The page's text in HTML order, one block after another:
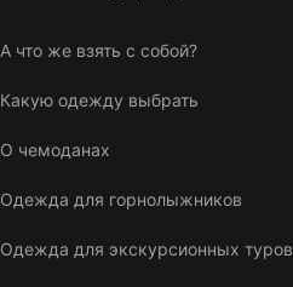
А что же взять с собой?
Какую одежду выбрать
О чемоданах
Одежда для горнолыжников
Одежда для экскурсионных туров